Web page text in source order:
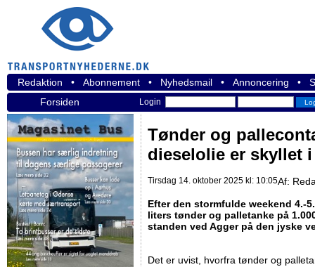
Redaktion • Abonnement • Nyhedsmail • Annoncering •
Forsiden
Login
Tønder og
dieselolie er skyllet
Tirsdag 14. oktober 2025 kl: 10:05Af:
Efter den stormfulde weekend 4.-
liters tønder og palletanke på
standen ved Agger på den jyske
Det er uvist, hvorfra tønder og